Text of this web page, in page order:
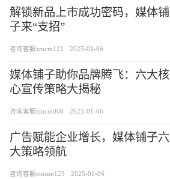
解锁新品上市成功密码，媒体铺
子来“支招”
咨询客服zmcm121 2025-01-06
媒体铺子助你品牌腾飞：六大核
心宣传策略大揭秘
咨询客服zmcm008 2025-01-06
广告赋能企业增长，媒体铺子六
大策略领航
咨询客服einson123 2025-01-06